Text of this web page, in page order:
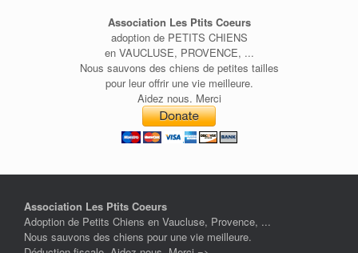
Association Les Ptits Coeurs
adoption de PETITS CHIENS
en VAUCLUSE, PROVENCE, ...
Nous sauvons des chiens de petites tailles
pour leur offrir une vie meilleure.
Aidez nous. Merci
Association Les Ptits Coeurs
Adoption de Petits Chiens en Vaucluse, Provence, ...
Nous sauvons des chiens pour une vie meilleure.